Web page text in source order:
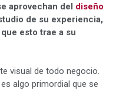
aprovechan del diseño
de su experiencia,
esto trae a su
visual de todo negocio.
algo primordial que se